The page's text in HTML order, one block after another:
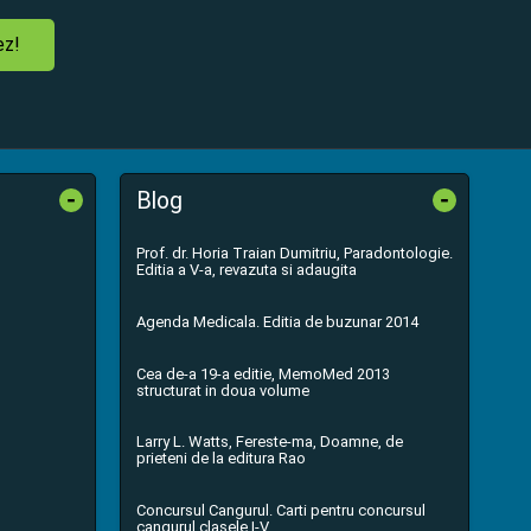
- Blog -
Prof. dr. Horia Traian Dumitriu, Paradontologie.
Editia a V-a, revazuta si adaugita
Agenda Medicala. Editia de buzunar 2014
Cea de-a 19-a editie, MemoMed 2013
structurat in doua volume
Larry L. Watts, Fereste-ma, Doamne, de
prieteni de la editura Rao
Concursul Cangurul. Carti pentru concursul
cangurul clasele I-V